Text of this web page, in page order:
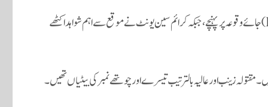
واقعے کی اطلاع پر ایس ایس پی سینٹرل ذیشان شفیق صدیقی (PPM, PSP) جائے وقوعہ پر پہنچے، جبکہ کرائم سین یونٹ نے موقع سے اہم شواہد اکٹھے
زینب اور عالیہ بالترتیب تیسرے اور چوتھے نمبر کی بیٹیاں تھیں۔